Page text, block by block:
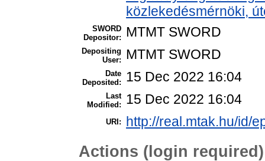
közlekedésmérnöki,
SWORD
Depositor:
MTMT SWORD
Depositing
User:
MTMT SWORD
Date
Deposited:
15 Dec 2022 16:04
Last
Modified:
15 Dec 2022 16:04
URI: http://real.mtak.hu/id/
Actions (login required)